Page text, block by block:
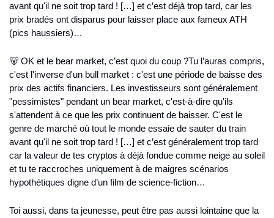
avant qu'il ne soit trop tard ! […] et c’est déjà trop tard, car les
prix bradés ont disparus pour laisser place aux fameux ATH
(pics haussiers)…
🐻 OK et le bear market, c’est quoi du coup ?Tu l’auras compris,
c'est l'inverse d'un bull market : c'est une période de baisse des
prix des actifs financiers. Les investisseurs sont généralement
"pessimistes" pendant un bear market, c'est-à-dire qu'ils
s'attendent à ce que les prix continuent de baisser. C'est le
genre de marché où tout le monde essaie de sauter du train
avant qu'il ne soit trop tard ! […] et c’est généralement trop tard
car la valeur de tes cryptos à déjà fondue comme neige au soleil
et tu te raccroches uniquement à de maigres scénarios
hypothétiques digne d’un film de science-fiction…
Toi aussi, dans ta jeunesse, peut être pas aussi lointaine que la